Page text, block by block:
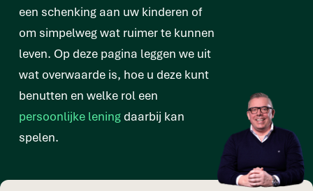
een schenking aan uw kinderen of
om simpelweg wat ruimer te kunnen
leven. Op deze pagina leggen we uit
wat overwaarde is, hoe u deze kunt
benutten en welke rol een
persoonlijke lening daarbij kan
spelen.